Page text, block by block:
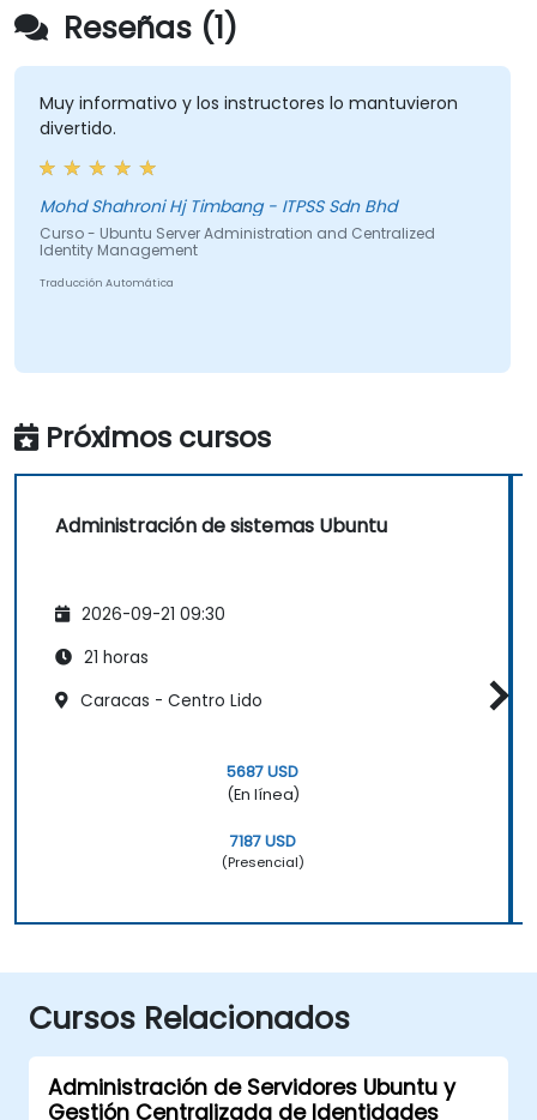
Reseñas (1)
Muy informativo y los instructores lo mantuvieron
divertido.
Mohd Shahroni Hj Timbang - ITPSS Sdn Bhd
Curso - Ubuntu Server Administration and Centralized
Identity Management
Traducción Automática
Próximos cursos
Administración de sistemas Ubuntu
2026-09-21 09:30
21 horas
Caracas - Centro Lido
5687 USD
(En línea)
7187 USD
(Presencial)
Cursos Relacionados
Administración de Servidores Ubuntu y
Gestión Centralizada de Identidades